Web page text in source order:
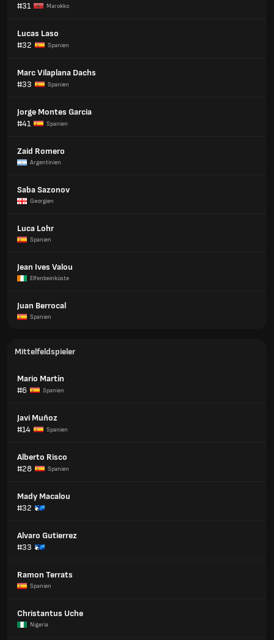
#31
Marokko
Lucas Laso
#32
Spanien
Marc Vilaplana Dachs
#33
Spanien
Jorge Montes Garcia
#41
Spanien
Zaid Romero
Argentinien
Saba Sazonov
Georgien
Luca Lohr
Spanien
Jean Ives Valou
Elfenbeinküste
Juan Berrocal
Spanien
Mittelfeldspieler
Mario Martín
#6
Spanien
Javi Muñoz
#14
Spanien
Alberto Risco
#28
Spanien
Mady Macalou
#32
Alvaro Gutierrez
#33
Ramon Terrats
Spanien
Christantus Uche
Nigeria